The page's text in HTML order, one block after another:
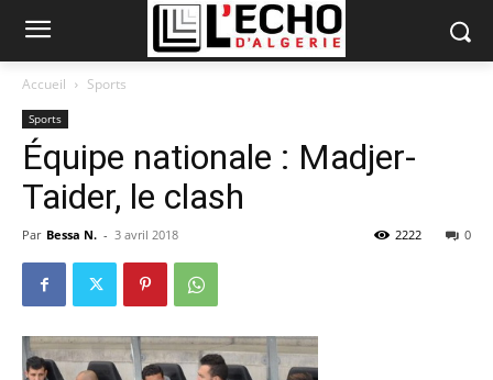
Accueil Sports
Sports
Équipe nationale : Madjer-
Taider, le clash
Par Bessa N. - 3 avril 2018 0
2222